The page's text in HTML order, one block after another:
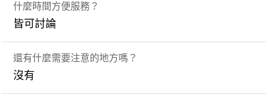
什麼時間方便服務？
皆可討論
還有什麼需要注意的地方嗎？
沒有